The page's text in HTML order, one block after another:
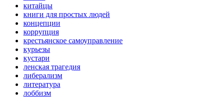
китайцы
книги для простых людей
концепции
коррупция
крестьянское самоуправление
курьезы
кустари
ленская трагедия
либерализм
литература
лоббизм